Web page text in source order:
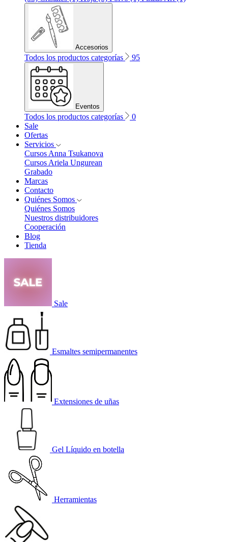
Accesorios
Todos los productos categorías 95
Eventos
Todos los productos categorías
0
Sale
Ofertas
Servicios
Cursos Anna Tsukanova
Cursos Ariela Ungurean
Grabado
Marcas
Contacto
Quiénes Somos
Quiénes Somos
Nuestros distribuidores
Cooperación
Blog
Tienda
Sale
Esmaltes semipermanentes
Extensiones de uñas
Gel Líquido en botella
Herramientas